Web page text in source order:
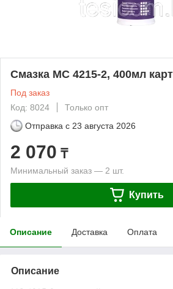
Смазка МС 4215-2, 400мл
Под заказ
Код: 8024
Только опт
Отправка с 23 августа 2026
2 070 ₸
Минимальный заказ — 2 шт.
Купить
Описание Доставка Оплата
Описание